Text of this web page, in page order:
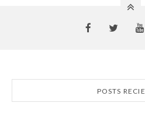
POSTS